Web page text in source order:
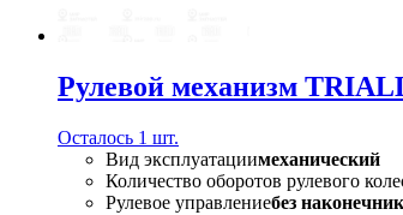
Рулевой механизм
Осталось 1 шт.
Вид эксплуатациимеханический
Количество оборотов рулевого
Рулевое управлениебез